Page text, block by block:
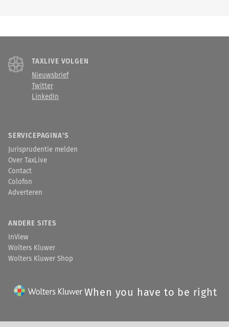
TAXLIVE VOLGEN
Nieuwsbrief
Twitter
LinkedIn
SERVICEPAGINA'S
Jurisprudentie melden
Over TaxLive
Contact
Colofon
Adverteren
ANDERE SITES
InView
Wolters Kluwer
Wolters Kluwer Shop
When you have to be right